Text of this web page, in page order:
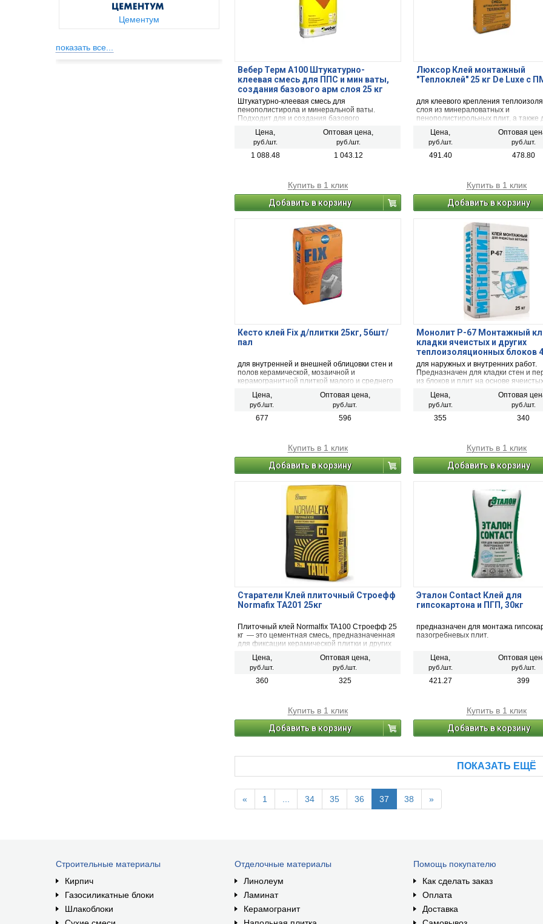
Цементум
показать все...
Bебер Терм А100 Штукатурно-
клеевая смесь для ППС и мин ваты,
создания базового арм слоя 25 кг
48шт
Штукатурно-клеевая смесь для
пенополистирола и минеральной ваты.
Подходит для и создания базового
Цена,
руб./шт.
Оптовая цена,
руб./шт.
1 088.48 1 043.12
Купить в 1 клик
Добавить в корзину
Люксор Клей монтажный
"Теплоклей" 25 кг De Luxe с
для клеевого крепления
слоя из минераловатных и
пенополистирольных плит, а также
базового армированного
фасадной щелочестойкой сеткой
наружной теплоизоляции зданий и
Цена,
руб./шт.
Оптовая
руб./шт.
491.40 478.80
Купить в 1 клик
Добавить в корзину
Кесто клей Fix д/плитки 25кг, 56шт/
пал
для внутренней и внешней облицовки стен и
полов керамической, мозаичной и
керамогранитной плиткой малого и среднего
Цена,
руб./шт.
Оптовая цена,
руб./шт.
677 596
Купить в 1 клик
Добавить в корзину
Монолит Р-67 Монтажный
кладки ячеистых и других
теплоизоляционных блоков
для наружных и внутренних работ.
Предназначен для кладки стен и
из блоков и плит на основе
силикатных блоков и плит.
использование клея при заделке
выбоин плит из газо- и пенобетона.
Цена,
руб./шт.
Оптовая
руб./шт.
355 340
Купить в 1 клик
Добавить в корзину
Старатели Клей плиточный Строефф
Normafix TA201 25кг
Плиточный клей Normalfix TA100 Строефф 25
кг — это цементная смесь, предназначенная
для фиксации керамической плитки и других
нормальной и повышенной влажностью.
Обеспечивает крепкое сцепление, подходит
для сухих и влажных зон.
Цена,
руб./шт.
Оптовая цена,
руб./шт.
360 325
Купить в 1 клик
Добавить в корзину
Эталон Contact Клей для
гипсокартона и ПГП, 30кг
предназначен для монтажа
пазогребневых плит.
Цена,
руб./шт.
Оптовая
руб./шт.
421.27 399
Купить в 1 клик
Добавить в корзину
ПОКАЗАТЬ ЕЩЁ
« 1 34 35 36 37 38 »
Строительные материалы
Кирпич
Газосиликатные блоки
Шлакоблоки
Отделочные материалы
Линолеум
Ламинат
Керамогранит
Помощь покупателю
Как сделать заказ
Оплата
Доставка